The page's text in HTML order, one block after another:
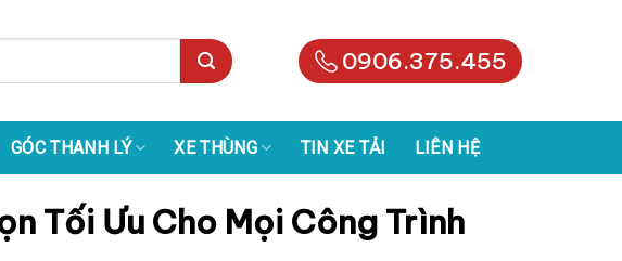
0906.375.455
GÓC THANH LÝ XE THÙNG TIN XE TẢI LIÊN HỆ
Tối Ưu Cho Mọi Công Trình